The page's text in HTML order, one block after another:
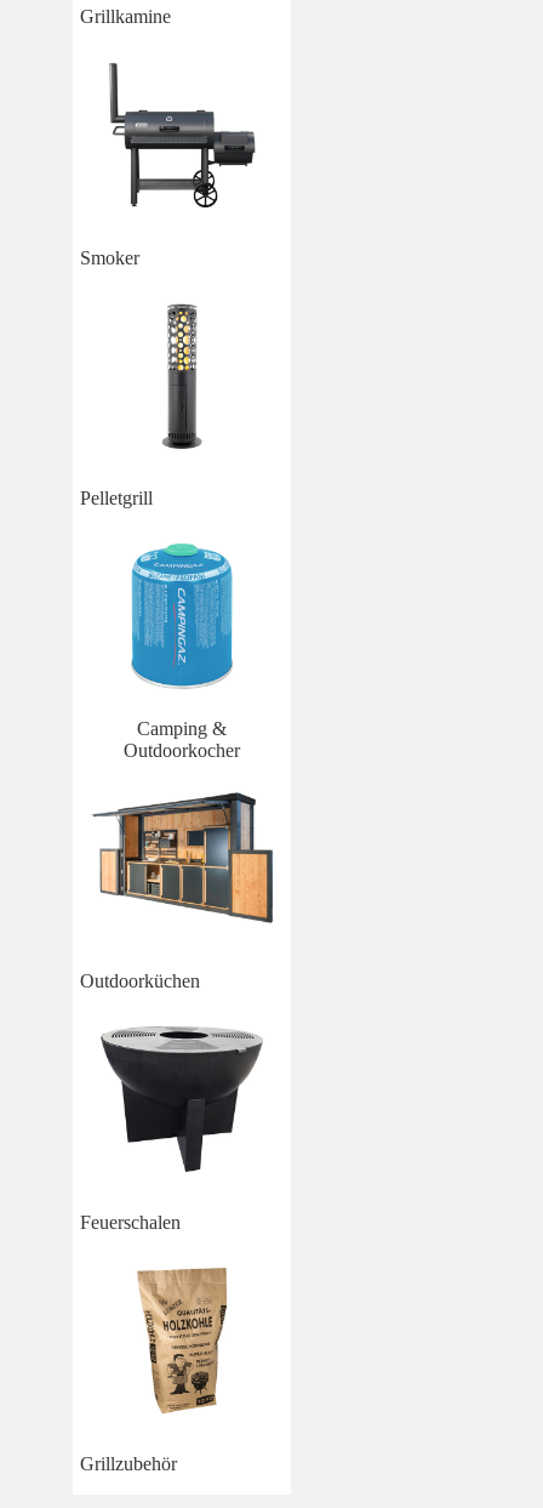
Grillkamine
Smoker
Pelletgrill
Camping &
Outdoorkocher
Outdoorküchen
Feuerschalen
Grillzubehör